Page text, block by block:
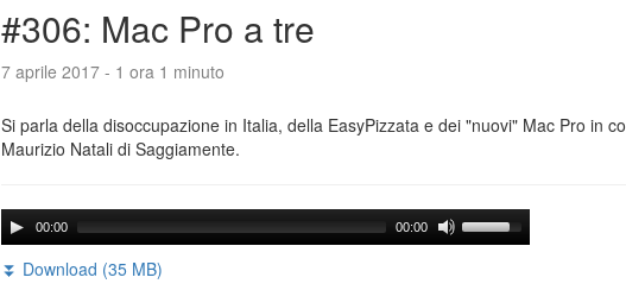
#306: Mac Pro a tre
7 aprile 2017 - 1 ora 1 minuto
Si parla della disoccupazione in Italia, della EasyPizzata e dei "nuovi" Mac Pro in
Maurizio Natali di Saggiamente.
00:00 00:00
⏬ Download (35 MB)